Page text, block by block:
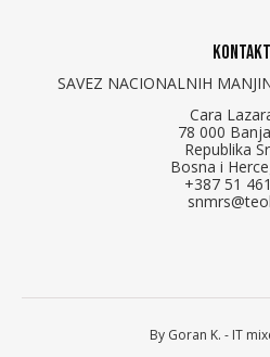
SAVEZ NACIONALNIH
Cara
78 000
Republika
Bosna i
+387 51
By Goran K. - IT